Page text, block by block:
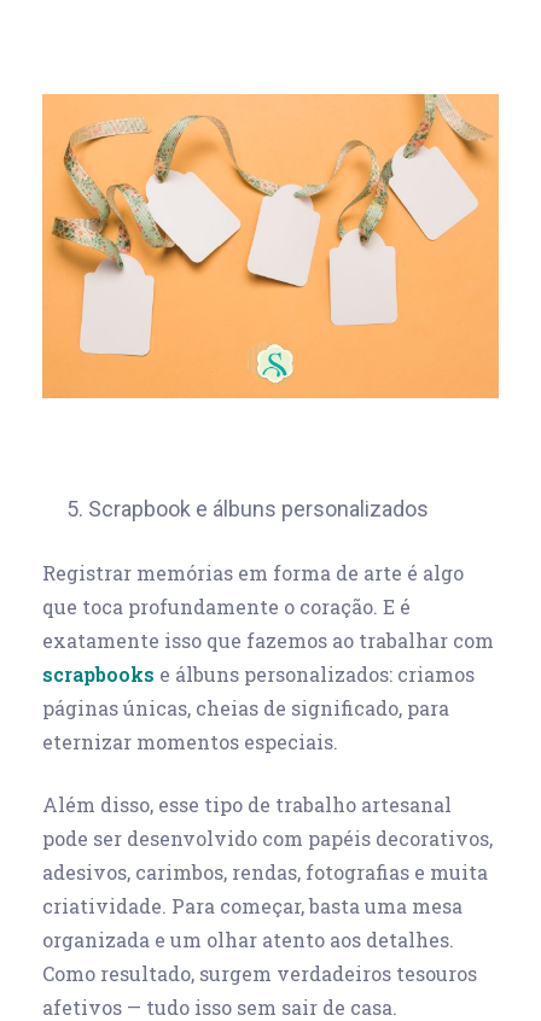
5. Scrapbook e álbuns personalizados
Registrar memórias em forma de arte é algo
que toca profundamente o coração. E é
exatamente isso que fazemos ao trabalhar com
scrapbooks e álbuns personalizados: criamos
páginas únicas, cheias de significado, para
eternizar momentos especiais.
Além disso, esse tipo de trabalho artesanal
pode ser desenvolvido com papéis decorativos,
adesivos, carimbos, rendas, fotografias e muita
criatividade. Para começar, basta uma mesa
organizada e um olhar atento aos detalhes.
Como resultado, surgem verdadeiros tesouros
afetivos — tudo isso sem sair de casa.